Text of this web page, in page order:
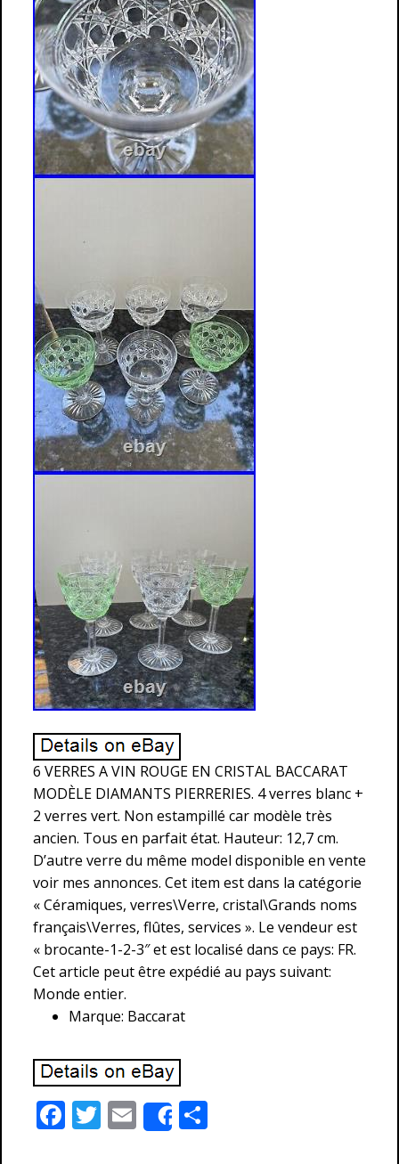
6 VERRES A VIN ROUGE EN CRISTAL BACCARAT
MODÈLE DIAMANTS PIERRERIES. 4 verres blanc +
2 verres vert. Non estampillé car modèle très
ancien. Tous en parfait état. Hauteur: 12,7 cm.
D’autre verre du même model disponible en vente
voir mes annonces. Cet item est dans la catégorie
« Céramiques, verres\Verre, cristal\Grands noms
français\Verres, flûtes, services ». Le vendeur est
« brocante-1-2-3″ et est localisé dans ce pays: FR.
Cet article peut être expédié au pays suivant:
Monde entier.
Marque: Baccarat
F T E
m
Share